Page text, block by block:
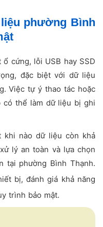
phường Bình
cứng, lỗi USB hay SSD
đặc biệt với dữ liệu
Việc tự ý thao tác hoặc
có thể làm dữ liệu bị ghi
khi nào dữ liệu còn khả
lý an toàn và lựa chọn
phường Bình Thạnh.
bị, đánh giá khả năng
trình bảo mật.